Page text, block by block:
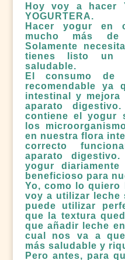
Hoy voy a hacer
YOGURTERA.
Hacer yogur en
mucho más
Solamente
tienes listo un
saludable.
El consumo de
recomendable ya
intestinal y mejora
aparato
contiene el yogur
los
en nuestra flora
correcto
aparato
yogur
beneficioso para
Yo, como lo quiero
voy a utilizar leche
puede utilizar
que la textura
que añadir leche
cual nos va a
más saludable y
Pero antes, para